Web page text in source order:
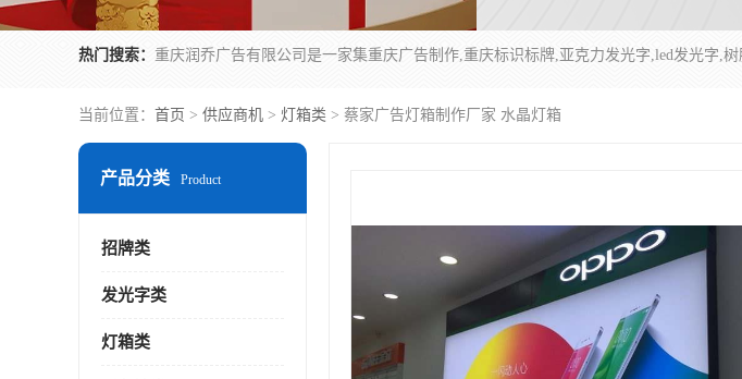
热门搜索：
当前位置： 首页 > 供应商机 > 灯箱类 > 蔡家广告灯箱制作厂家 水晶灯箱
产品分类 Product
招牌类
发光字类
灯箱类